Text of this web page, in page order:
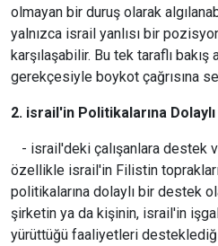
olmayan bir duruş olarak
yalnızca israil yanlısı bir
karşılaşabilir. Bu tek taraflı bakış
gerekçesiyle boykot çağrısına
2. israil'in Politikalarına
- israil'deki çalışanlara destek
özellikle israil'in Filistin
politikalarına dolaylı bir destek
şirketin ya da kişinin, israil'in
yürüttüğü faaliyetleri